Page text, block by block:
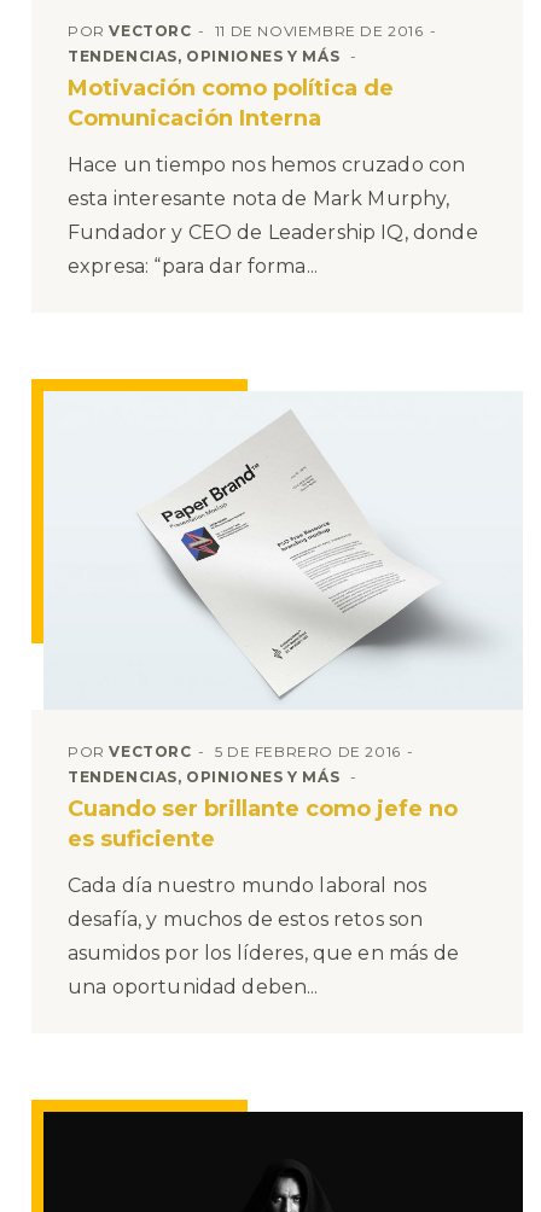
PORVECTORC
11 DE NOVIEMBRE DE 2016
TENDENCIAS, OPINIONES Y MÁS
Motivación como política de
Comunicación Interna
Hace un tiempo nos hemos cruzado con
esta interesante nota de Mark Murphy,
Fundador y CEO de Leadership IQ, donde
expresa: “para dar forma...
PORVECTORC
5 DE FEBRERO DE 2016
TENDENCIAS, OPINIONES Y MÁS
Cuando ser brillante como jefe no
es suficiente
Cada día nuestro mundo laboral nos
desafía, y muchos de estos retos son
asumidos por los líderes, que en más de
una oportunidad deben...